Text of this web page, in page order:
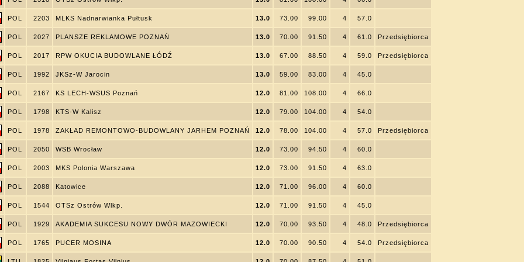
POL 2203 MLKS Nadnarwianka Pułtusk 13.0 73.00 99.00 4 57.0
POL 2027 PLANSZE REKLAMOWE POZNAŃ 13.0 70.00 91.50 4 61.0 Przedsiębiorca
POL 2017 RPW OKUCIA BUDOWLANE ŁÓDŹ 13.0 67.00 88.50 4 59.0 Przedsiębiorca
POL 1992 JKSz-W Jarocin 13.0 59.00 83.00 4 45.0
POL 2167 KS LECH-WSUS Poznań 12.0 81.00 108.00 4 66.0
POL 1798 KTS-W Kalisz 12.0 79.00 104.00 4 54.0
POL 1978 ZAKŁAD REMONTOWO-BUDOWLANY JARHEM POZNAŃ 12.0 78.00 104.00 4 57.0 Przedsiębiorca
POL 2050 WSB Wrocław 12.0 73.00 94.50 4 60.0
POL 2003 MKS Polonia Warszawa 12.0 73.00 91.50 4 63.0
POL 2088 Katowice 12.0 71.00 96.00 4 60.0
POL 1544 OTSz Ostrów Wlkp. 12.0 71.00 91.50 4 45.0
POL 1929 AKADEMIA SUKCESU NOWY DWÓR MAZOWIECKI 12.0 70.00 93.50 4 48.0 Przedsiębiorca
POL 1765 PUCER MOSINA 12.0 70.00 90.50 4 54.0 Przedsiębiorca